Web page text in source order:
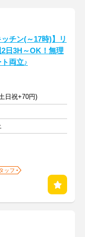
ッチン(～17時)】リ
日3H～OK！無理
両立♪
日祝+70円)
ッフ